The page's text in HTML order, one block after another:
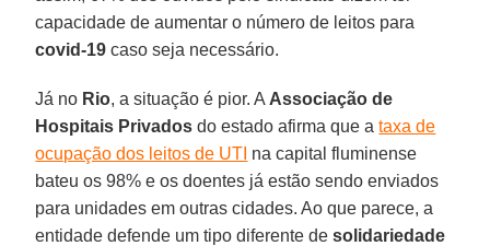
capacidade de aumentar o número de leitos para
covid-19 caso seja necessário.
Já no Rio, a situação é pior. A Associação de
Hospitais Privados do estado afirma que ataxa de
ocupação dos leitos de UTI na capital fluminense
bateu os 98% e os doentes já estão sendo enviados
para unidades em outras cidades. Ao que parece, a
entidade defende um tipo diferente desolidariedade